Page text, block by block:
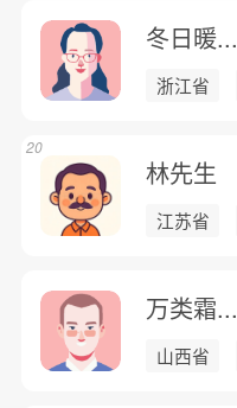
冬日暖...
浙江省
林先生
江苏省
20
万类霜...
山西省